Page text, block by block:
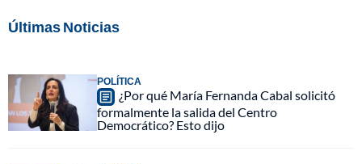
Últimas Noticias
POLÍTICA
¿Por qué María Fernanda Cabal solicitó
formalmente la salida del Centro
Democrático? Esto dijo